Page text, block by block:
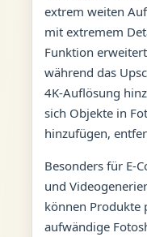
extrem weiten
mit extremem
Funktion
während das
4K-Auflösung
sich Objekte in
hinzufügen,
Besonders für E-
und
können Produkte
aufwändige